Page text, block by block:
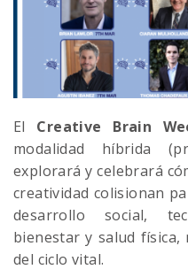
El Creative Brain
modalidad híbrida
explorará y celebrará
creatividad colisionan
desarrollo social,
bienestar y salud
del ciclo vital.